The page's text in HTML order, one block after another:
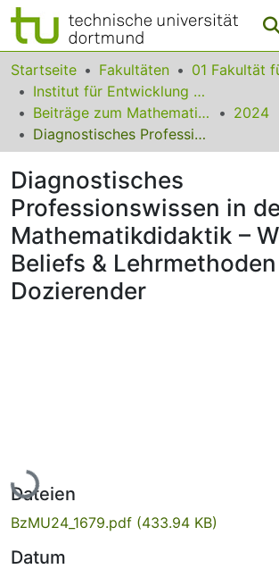
Bereiche & Sammlungen
Das gesamte Repositorium
Statistiken
FAQ
Leitlinien
Zurück zur Startseite
Startseite Fakultäten
Institut für Entwicklung und Erforschung des Mathematikunterrichts
Beiträge zum Mathematikunterricht
2024
Diagnostisches Professionswissen in der Mathematikdidaktik – Wissen, Beliefs & Lehrmethoden Dozierender
Diagnostisches
Professionswissen in
Mathematikdidaktik –
Beliefs & Lehrmethoden
Dozierender
Lade...
Dateien
BzMU24_1679.pdf (433.94 KB)
Datum